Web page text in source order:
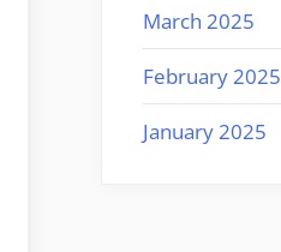
March 2025
February 2025
January 2025